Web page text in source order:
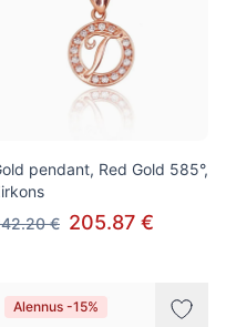
pendant, Red Gold 585°,
€ 205.87 €
Alennus -15%